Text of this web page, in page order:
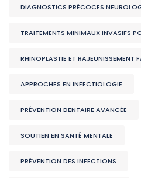
DIAGNOSTICS PRÉCOCES
TRAITEMENTS MINIMAUX INVASIFS
RHINOPLASTIE ET RAJEUNISSEMENT
APPROCHES EN INFECTIOLOGIE
PRÉVENTION DENTAIRE AVANCÉE
SOUTIEN EN SANTÉ MENTALE
PRÉVENTION DES INFECTIONS